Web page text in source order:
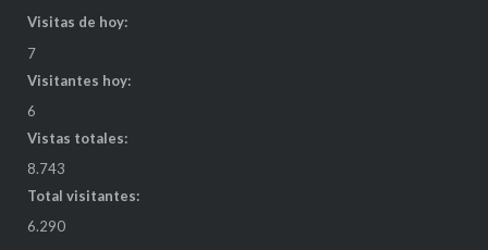
Visitas de hoy:
7
Visitantes hoy:
6
Vistas totales:
8.743
Total visitantes:
6.290